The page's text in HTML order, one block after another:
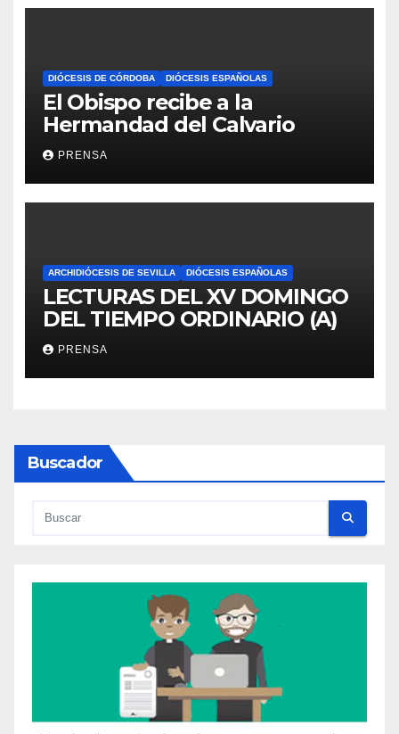
DIÓCESIS DE CÓRDOBA DIÓCESIS ESPAÑOLAS
El Obispo recibe a la
Hermandad del Calvario
PRENSA
ARCHIDIÓCESIS DE SEVILLA DIÓCESIS ESPAÑOLAS
LECTURAS DEL XV DOMINGO
DEL TIEMPO ORDINARIO (A)
PRENSA
Buscador